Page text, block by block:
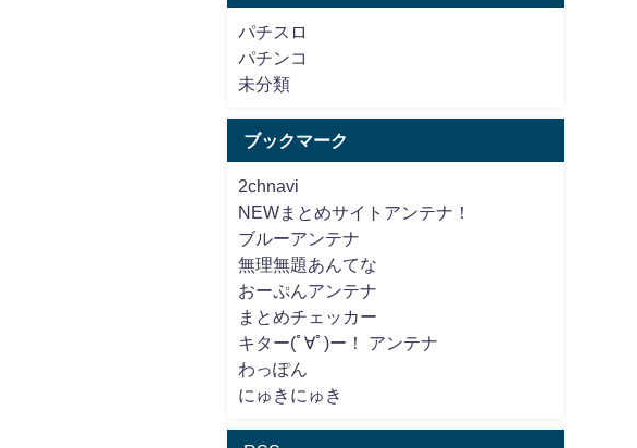
パチスロ
パチンコ
未分類
ブックマーク
2chnavi
NEWまとめサイトアンテナ！
ブルーアンテナ
無理無題あんてな
おーぷんアンテナ
まとめチェッカー
キター(ﾟ∀ﾟ)ー！ アンテナ
わっぽん
にゅきにゅき